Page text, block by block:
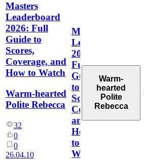
Masters
Leaderboard
2026: Full
Guide to
Scores,
Coverage, and
How to Watch
Warm-hearted
Polite Rebecca
32
0
0
26.04.10
Masters
Leaderboard
2026:
Full
Guide
to
Scores,
Coverage,
and
How
to
Watch
Warm-
hearted
Polite
Rebecca